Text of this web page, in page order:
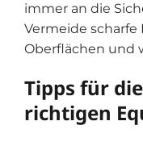
immer an die
Vermeide
Oberflächen und
Tipps für
richtigen